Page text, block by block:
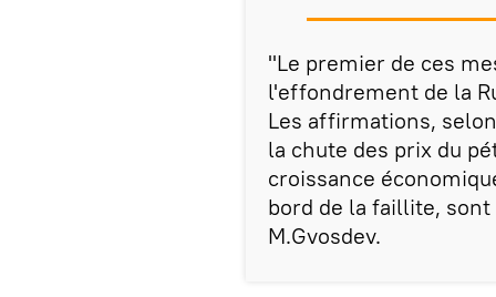
"Le premier de ces
l'effondrement de la
Les affirmations,
la chute des prix du
croissance
bord de la faillite,
M.Gvosdev.